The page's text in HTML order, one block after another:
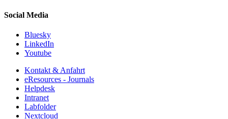
Social Media
Bluesky
LinkedIn
Youtube
Kontakt & Anfahrt
eResources - Journals
Helpdesk
Intranet
Labfolder
Nextcloud